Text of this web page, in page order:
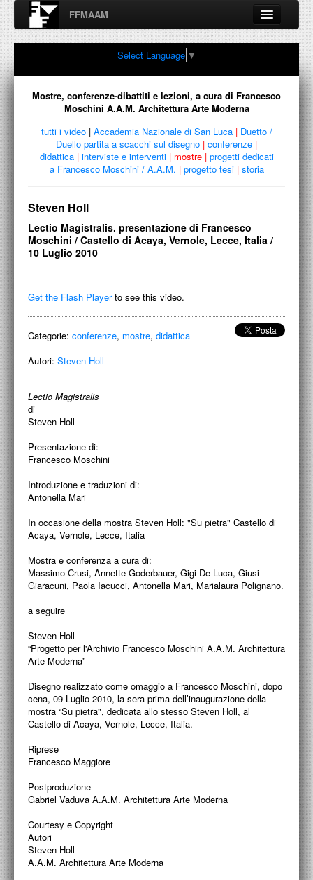
FFMAAM
Fondo Francesco Moschini
A.A.M. Architettura Arte Moderna
Percorsi, nodi, sconfinamenti e contaminazioni tra Arte,
FFMAAM
PUBBLICAZIONI
CONFERENZE
COLLEZIONE
BIBLIOTECA FRANCESCO MOSCHINI
RECENSIONI GENERALI
MOSTRE
ARTISTI
LABORATORI DI PROGETTAZIONE
PROGETTI CULTURALI
PROGETTO T.E.S.I.
Select Language ▼
Mostre, conferenze-dibattiti e lezioni, a cura di Francesco
Moschini A.A.M. Architettura Arte Moderna
tutti i video | Accademia Nazionale di San Luca | Duetto /
Duello partita a scacchi sul disegno | conferenze |
didattica | interviste e interventi | mostre | progetti dedicati
a Francesco Moschini / A.A.M. | progetto tesi | storia
Steven Holl
Lectio Magistralis. presentazione di Francesco
Moschini / Castello di Acaya, Vernole, Lecce, Italia /
10 Luglio 2010
Get the Flash Playerto see this video.
Categorie: conferenze, mostre, didattica
Autori: Steven Holl
Lectio Magistralis
di
Steven Holl
Presentazione di:
Francesco Moschini
Introduzione e traduzioni di:
Antonella Mari
In occasione della mostra Steven Holl: "Su pietra" Castello di
Acaya, Vernole, Lecce, Italia
Mostra e conferenza a cura di:
Massimo Crusi, Annette Goderbauer, Gigi De Luca, Giusi
Giaracuni, Paola Iacucci, Antonella Mari, Marialaura Polignano.
a seguire
Steven Holl
“Progetto per l'Archivio Francesco Moschini A.A.M. Architettura
Arte Moderna”
Disegno realizzato come omaggio a Francesco Moschini, dopo
cena, 09 Luglio 2010, la sera prima dell’inaugurazione della
mostra “Su pietra", dedicata allo stesso Steven Holl, al
Castello di Acaya, Vernole, Lecce, Italia.
Riprese
Francesco Maggiore
Postproduzione
Gabriel Vaduva A.A.M. Architettura Arte Moderna
Courtesy e Copyright
Autori
Steven Holl
A.A.M. Architettura Arte Moderna